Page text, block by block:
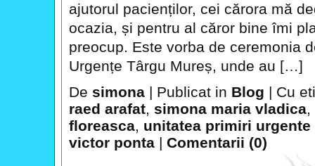
ajutorul pacienților, cei cărora mă
ocazia, și pentru al căror bine îmi
preocup. Este vorba de ceremonia
Urgențe Târgu Mureș, unde au […]
De simona | Publicat in Blog | Cu
raed arafat, simona maria vladica,
floreasca, unitatea primiri
victor ponta | Comentarii (0)